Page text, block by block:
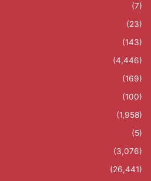
(7)
(23)
(143)
(4,446)
(169)
(100)
(1,958)
(5)
(3,076)
(26,441)